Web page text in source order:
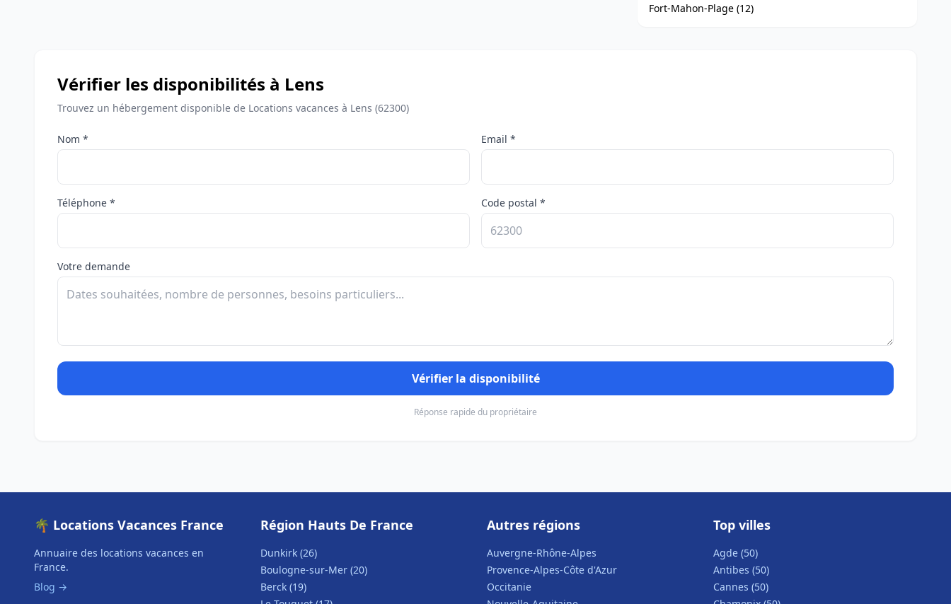
Fort-Mahon-Plage (12)
Vérifier les disponibilités à Lens
Trouvez un hébergement disponible de Locations vacances à Lens (62300)
Nom * Email *
Téléphone * Code postal *
Votre demande
Vérifier la disponibilité
Réponse rapide du propriétaire
🌴 Locations Vacances France
Annuaire des locations vacances en
France.
Blog →
Région Hauts De France
Dunkirk (26)
Boulogne-sur-Mer (20)
Berck (19)
Autres régions
Auvergne-Rhône-Alpes
Provence-Alpes-Côte d'Azur
Occitanie
Top villes
Agde (50)
Antibes (50)
Cannes (50)